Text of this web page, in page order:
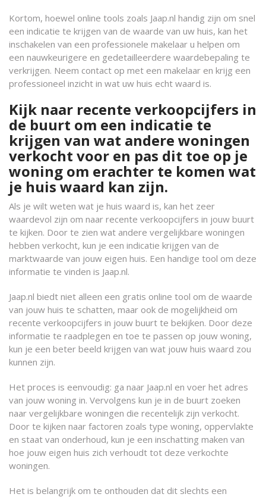
Kortom, hoewel online tools zoals Jaap.nl handig zijn om snel
een indicatie te krijgen van de waarde van uw huis, kan het
inschakelen van een professionele makelaar u helpen om
een nauwkeurigere en gedetailleerdere waardebepaling te
verkrijgen. Neem contact op met een makelaar en krijg een
professioneel inzicht in wat uw huis echt waard is.
Kijk naar recente verkoopcijfers in
de buurt om een indicatie te
krijgen van wat andere woningen
verkocht voor en pas dit toe op je
woning om erachter te komen wat
je huis waard kan zijn.
Als je wilt weten wat je huis waard is, kan het zeer
waardevol zijn om naar recente verkoopcijfers in jouw buurt
te kijken. Door te zien wat andere vergelijkbare woningen
hebben verkocht, kun je een indicatie krijgen van de
marktwaarde van jouw eigen huis. Een handige tool om deze
informatie te vinden is Jaap.nl.
Jaap.nl biedt niet alleen een gratis online tool om de waarde
van jouw huis te schatten, maar ook de mogelijkheid om
recente verkoopcijfers in jouw buurt te bekijken. Door deze
informatie te raadplegen en toe te passen op jouw woning,
kun je een beter beeld krijgen van wat jouw huis waard zou
kunnen zijn.
Het proces is eenvoudig: ga naar Jaap.nl en voer het adres
van jouw woning in. Vervolgens kun je in de buurt zoeken
naar vergelijkbare woningen die recentelijk zijn verkocht.
Door te kijken naar factoren zoals type woning, oppervlakte
en staat van onderhoud, kun je een inschatting maken van
hoe jouw eigen huis zich verhoudt tot deze verkochte
woningen.
Het is belangrijk om te onthouden dat dit slechts een